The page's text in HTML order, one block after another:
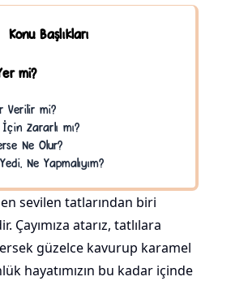
Konu Başlıkları
mi?
Verilir mi?
Zararlı mı?
Ne Olur?
Ne Yapmalıyım?
en sevilen tatlarından biri
Çayımıza atarız, tatlılara
güzelce kavurup karamel
hayatımızın bu kadar içinde